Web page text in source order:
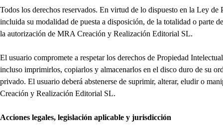
Todos los derechos reservados. En virtud de lo dispuesto en la Ley
incluida su modalidad de puesta a disposición, de la totalidad o parte
la autorización de MRA Creación y Realización Editorial SL.
El usuario compromete a respetar los derechos de Propiedad
incluso imprimirlos, copiarlos y almacenarlos en el disco duro de su
privado. El usuario deberá abstenerse de suprimir, alterar, eludir o
Creación y Realización Editorial SL.
Acciones legales, legislación aplicable y jurisdicción